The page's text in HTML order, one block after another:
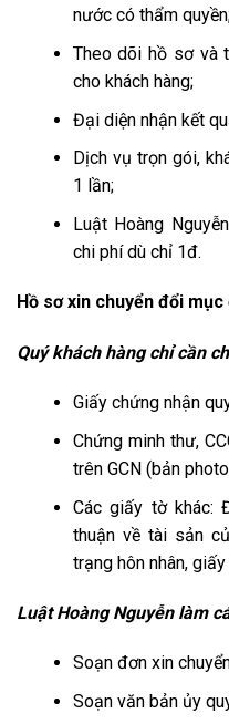
nước có thẩm
Theo dõi hồ sơ và
cho khách hàng;
Đại diện nhận kết
Dịch vụ trọn gói,
1 lần;
Luật Hoàng
chi phí dù chỉ 1đ.
Hồ sơ xin chuyển đổi
Quý khách hàng chỉ cần
Giấy chứng nhận
Chứng minh thư,
trên GCN (bản
Các giấy tờ khác:
thuận về tài sản
trạng hôn nhân,
Luật Hoàng Nguyễn làm
Soạn đơn xin
Soạn văn bản ủy